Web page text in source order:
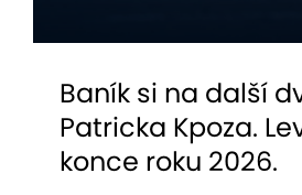
Baník si na další
Patricka Kpoza.
konce roku 2026.